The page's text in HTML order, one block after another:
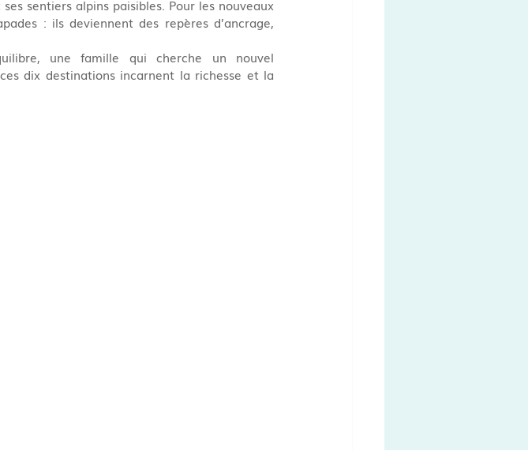
sentiers alpins paisibles. Pour les nouveaux
: ils deviennent des repères d’ancrage,
une famille qui cherche un nouvel
dix destinations incarnent la richesse et la